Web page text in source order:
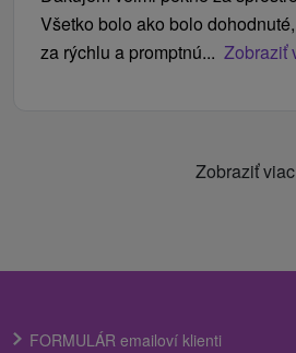
Všetko bolo ako bolo
za rýchlu a promptnú... Zobraziť
Zobraziť viac
FORMULÁR emailoví klienti